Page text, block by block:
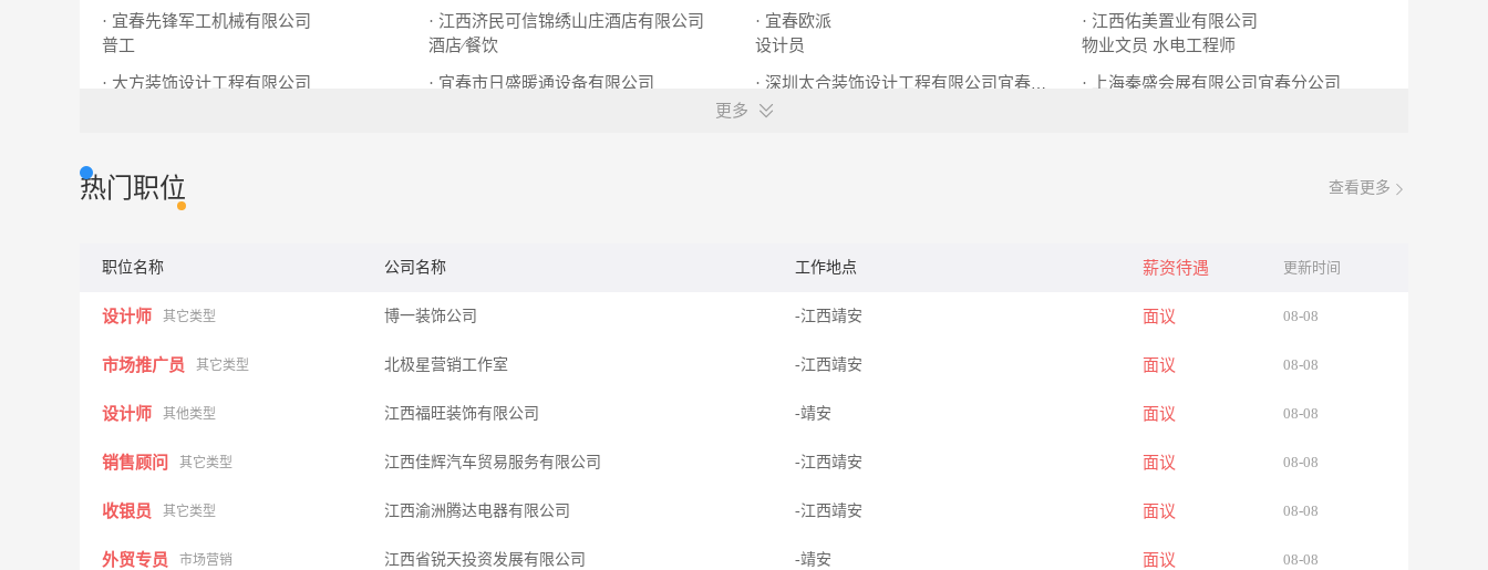
· 宜春先锋军工机械有限公司
普工
· 江西济民可信锦绣山庄酒店有限公司
酒店∕餐饮
· 宜春欧派
设计员
· 江西佑美置业有限公司
物业文员 水电工程师
· 大方装饰设计工程有限公司
· 宜春市日盛暖通设备有限公司
· 深圳太合装饰设计工程有限公司宜春分公司
装修装潢设计
· 上海秦盛会展有限公司宜春分公司
更多
热门职位 查看更多
职位名称 公司名称 工作地点 薪资待遇 更新时间
设计师 其它类型 博一装饰公司 -江西靖安 面议 08-08
市场推广员 其它类型 北极星营销工作室 -江西靖安 面议 08-08
设计师 其他类型 江西福旺装饰有限公司 -靖安 面议 08-08
销售顾问 其它类型 江西佳辉汽车贸易服务有限公司 -江西靖安 面议 08-08
收银员 其它类型 江西渝洲腾达电器有限公司 -江西靖安 面议 08-08
外贸专员 市场营销 江西省锐天投资发展有限公司 -靖安 面议 08-08